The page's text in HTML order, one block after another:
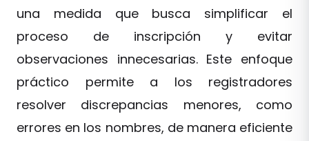
una medida que busca simplificar el
proceso de inscripción y evitar
observaciones innecesarias. Este enfoque
práctico permite a los registradores
resolver discrepancias menores, como
errores en los nombres, de manera eficiente